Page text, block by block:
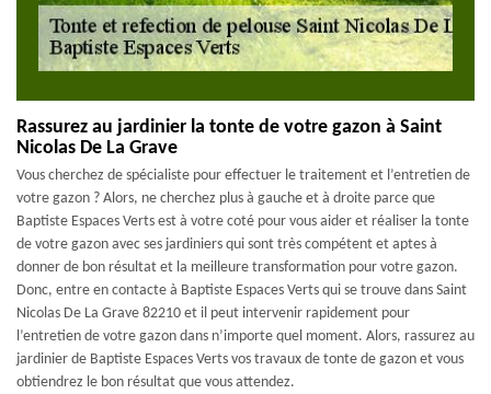
Rassurez au jardinier la tonte de votre gazon à Saint
Nicolas De La Grave
Vous cherchez de spécialiste pour effectuer le traitement et l’entretien de
votre gazon ? Alors, ne cherchez plus à gauche et à droite parce que
Baptiste Espaces Verts est à votre coté pour vous aider et réaliser la tonte
de votre gazon avec ses jardiniers qui sont très compétent et aptes à
donner de bon résultat et la meilleure transformation pour votre gazon.
Donc, entre en contacte à Baptiste Espaces Verts qui se trouve dans Saint
Nicolas De La Grave 82210 et il peut intervenir rapidement pour
l’entretien de votre gazon dans n’importe quel moment. Alors, rassurez au
jardinier de Baptiste Espaces Verts vos travaux de tonte de gazon et vous
obtiendrez le bon résultat que vous attendez.